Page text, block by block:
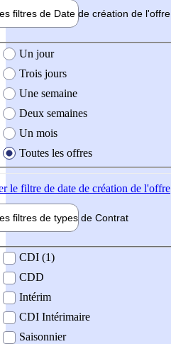
filtres de Date de création de l'offre
création de l'offre
Un jour
Trois jours
Une semaine
Deux semaines
Un mois
Toutes les offres
le filtre de date de création de l'offre
filtres de types de Contrat
contrat
CDI (1)
CDD
Intérim
CDI Intérimaire
Saisonnier